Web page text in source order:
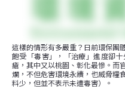
這樣的情形有多嚴重？日前環保團
飽受「毒害」，「治療」進度卻
瘡，其中又以桃園、彰化最慘。而
爛，不但危害環境永續，也威脅糧
料少，但並不表示未遭毒害）。